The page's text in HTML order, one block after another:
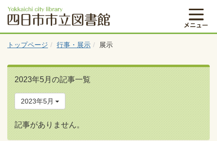
トップページ 行事・展示 展示
2023年5月の記事一覧
2023年5月
記事がありません。